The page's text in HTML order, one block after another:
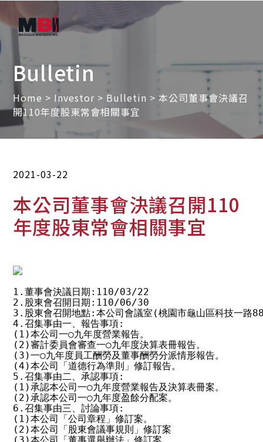
Bulletin
Home > Investor > Bulletin > 本公司董事會決議召
開110年度股東常會相關事宜
2021-03-22
本公司董事會決議召開110
年度股東常會相關事宜
1.董事會決議日期:110/03/22
2.股東會召開日期:110/06/30
3.股東會召開地點:本公司會議室(桃園市龜山區科技一路
4.召集事由一、報告事項:
(1)本公司一○九年度營業報告。
(2)審計委員會審查一○九年度決算表冊報告。
(3)一○九年度員工酬勞及董事酬勞分派情形報告。
(4)本公司「道德行為準則」修訂報告。
5.召集事由二、承認事項:
(1)承認本公司一○九年度營業報告及決算表冊案。
(2)承認本公司一○九年度盈餘分配案。
6.召集事由三、討論事項:
(1)本公司「公司章程」修訂案。
(2)本公司「股東會議事規則」修訂案